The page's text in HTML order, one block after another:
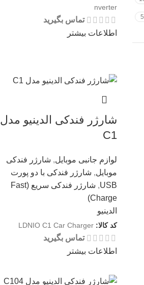
5
nverter
تماس بگیرید
اطلاعات بیشتر
شارژر فندکی الدینیو مدل
C1
لوازم جانبی موبایل, شارژر فندکی
موبایل, شارژر فندکی با دو پورت
USB
,
شارژر فندکی سریع (Fast
Charge)
الدینیو
کد کالا:LDNIO C1 Car Charger
تماس بگیرید
اطلاعات بیشتر